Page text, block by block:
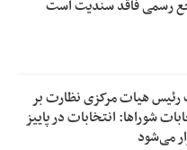
رسمی فاقد سندیت است
رئیس هیات مرکزی نظارت بر
شوراها: انتخابات در پاییز
می‌شود